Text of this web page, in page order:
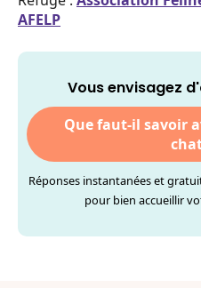
AFELP
Vous envisagez
Que faut-il savoir
Réponses instantanées et
pour bien accueillir